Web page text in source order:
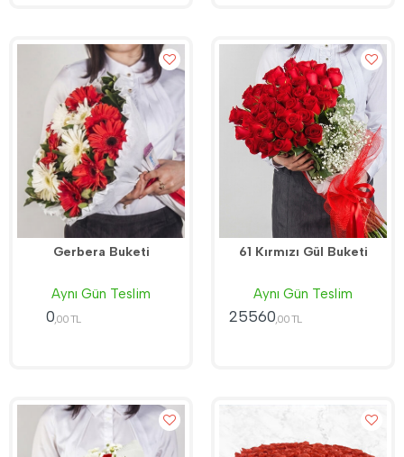
Gerbera Buketi
Aynı Gün Teslim
0 ,00 TL
61 Kırmızı Gül Buketi
Aynı Gün Teslim
25560 ,00 TL